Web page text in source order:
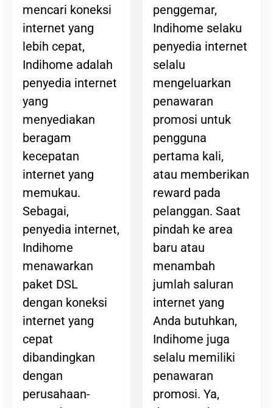
mencari koneksi
internet yang
lebih cepat,
Indihome adalah
penyedia internet
yang
menyediakan
beragam
kecepatan
internet yang
memukau.
Sebagai,
penyedia internet,
Indihome
menawarkan
paket DSL
dengan koneksi
internet yang
cepat
dibandingkan
dengan
perusahaan-
penggemar,
Indihome selaku
penyedia internet
selalu
mengeluarkan
penawaran
promosi untuk
pengguna
pertama kali,
atau memberikan
reward pada
pelanggan. Saat
pindah ke area
baru atau
menambah
jumlah saluran
internet yang
Anda butuhkan,
Indihome juga
selalu memiliki
penawaran
promosi. Ya,